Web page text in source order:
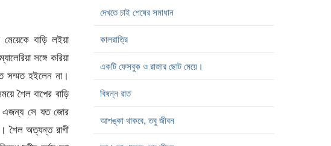
মেয়েকে বাড়ি লইয়া
সঙ্গে করিয়া
সম্মত হইলেন না।
শৈল বাপের বাড়ি
এজন্য সে যত জোর
শৈল অত্যন্ত রাগী
দেখতে চাই শেষের সমাধান
কালরাত্রি
একটি ফেসবুক ও রাজার ছোট মেয়ে।
বিষন্ন রাত
আশঙ্কা থাকবে, তবু জীবন